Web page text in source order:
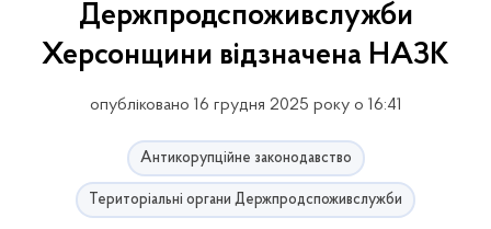
Держпродспоживслужби
Херсонщини відзначена НАЗК
опубліковано 16 грудня 2025 року о 16:41
Антикорупційне законодавство
Територіальні органи Держпродспоживслужби